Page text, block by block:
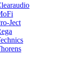
Ject